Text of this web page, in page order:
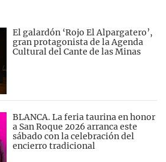
El galardón ‘Rojo El Alpargatero’,
gran protagonista de la Agenda
Cultural del Cante de las Minas
BLANCA. La feria taurina en honor
a San Roque 2026 arranca este
sábado con la celebración del
encierro tradicional